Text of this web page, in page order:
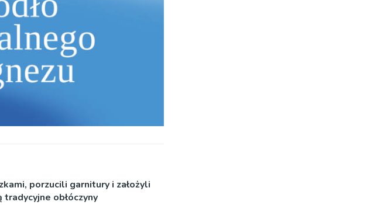
porzucili garnitury i założyli
obłóczyny